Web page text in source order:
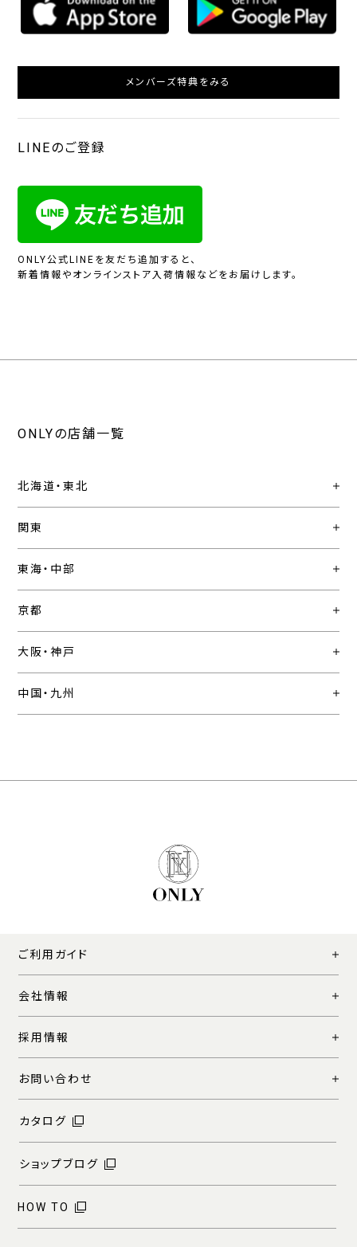
メンバーズ特典をみる
LINEのご登録
ONLY公式LINEを友だち追加すると、
新着情報やオンラインストア入荷情報などをお届けします。
ONLYの店舗一覧
北海道・東北
関東
東海・中部
京都
大阪・神戸
中国・九州
ご利用ガイド
会社情報
採用情報
お問い合わせ
カタログ
ショップブログ
HOW TO